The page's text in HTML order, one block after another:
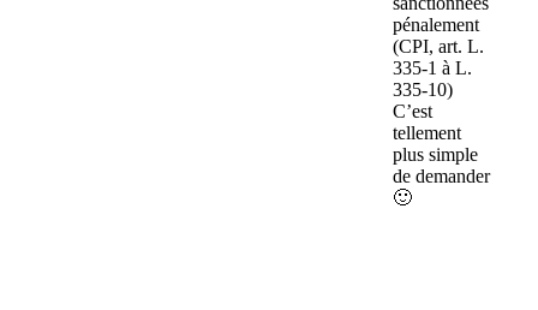
pénalement
(CPI, art. L.
335-1 à L.
335-10)
C’est
tellement
plus simple
de demander
🙂